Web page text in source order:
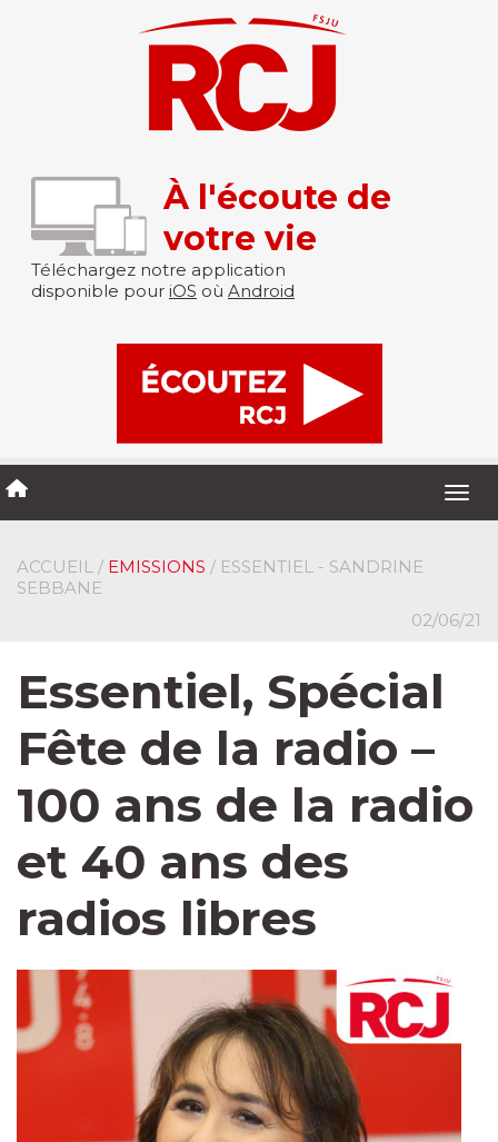
À l'écoute de
votre vie
Téléchargez notre application
disponible pour iOS où Android
ACCUEIL / EMISSIONS / ESSENTIEL - SANDRINE
SEBBANE
02/06/21
Essentiel, Spécial
Fête de la radio –
100 ans de la radio
et 40 ans des
radios libres